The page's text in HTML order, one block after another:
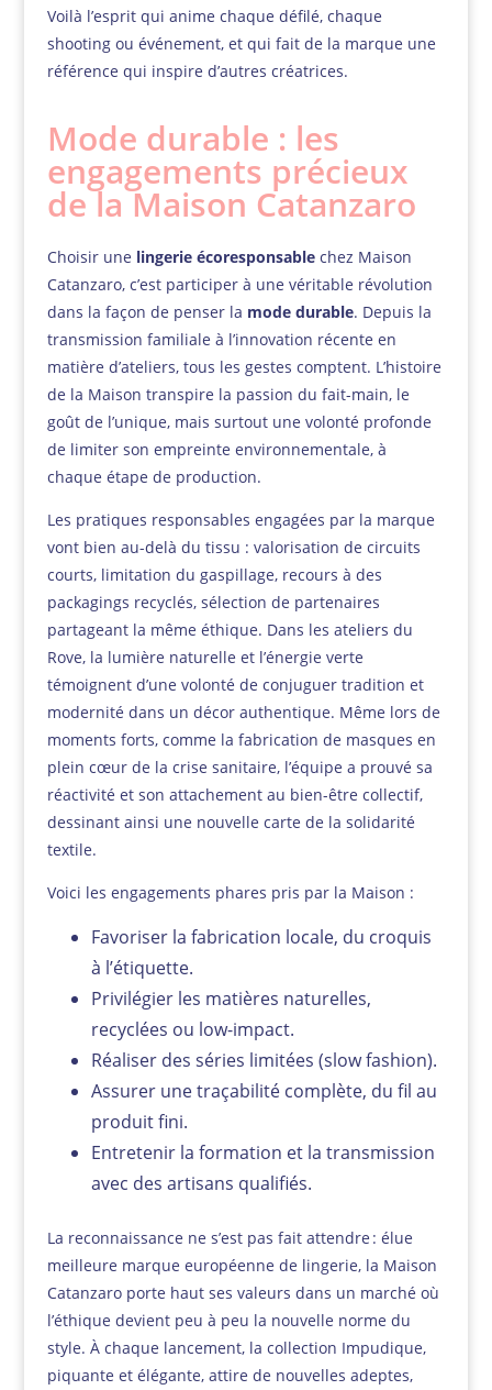
Voilà l’esprit qui anime chaque défilé, chaque
shooting ou événement, et qui fait de la marque une
référence qui inspire d’autres créatrices.
Mode durable : les
engagements précieux
de la Maison Catanzaro
Choisir une lingerie écoresponsablechez Maison
Catanzaro, c’est participer à une véritable révolution
dans la façon de penser la mode durable. Depuis la
transmission familiale à l’innovation récente en
matière d’ateliers, tous les gestes comptent. L’histoire
de la Maison transpire la passion du fait-main, le
goût de l’unique, mais surtout une volonté profonde
de limiter son empreinte environnementale, à
chaque étape de production.
Les pratiques responsables engagées par la marque
vont bien au-delà du tissu : valorisation de circuits
courts, limitation du gaspillage, recours à des
packagings recyclés, sélection de partenaires
partageant la même éthique. Dans les ateliers du
Rove, la lumière naturelle et l’énergie verte
témoignent d’une volonté de conjuguer tradition et
modernité dans un décor authentique. Même lors de
moments forts, comme la fabrication de masques en
plein cœur de la crise sanitaire, l’équipe a prouvé sa
réactivité et son attachement au bien-être collectif,
dessinant ainsi une nouvelle carte de la solidarité
textile.
Voici les engagements phares pris par la Maison :
Favoriser la fabrication locale, du croquis
à l’étiquette.
Privilégier les matières naturelles,
recyclées ou low-impact.
Réaliser des séries limitées (slow fashion).
Assurer une traçabilité complète, du fil au
produit fini.
Entretenir la formation et la transmission
avec des artisans qualifiés.
La reconnaissance ne s’est pas fait attendre : élue
meilleure marque européenne de lingerie, la Maison
Catanzaro porte haut ses valeurs dans un marché où
l’éthique devient peu à peu la nouvelle norme du
style. À chaque lancement, la collection Impudique,
piquante et élégante, attire de nouvelles adeptes,